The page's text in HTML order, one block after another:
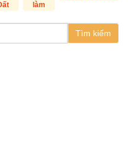
làm
Tìm kiếm